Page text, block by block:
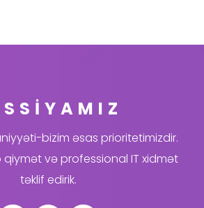
bizim əsas prioritetimizdir.
qiymət və professional IT xidmət
təklif edirik.